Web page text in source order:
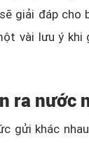
giải đáp cho
vài lưu ý khi
ra nước
gửi khác